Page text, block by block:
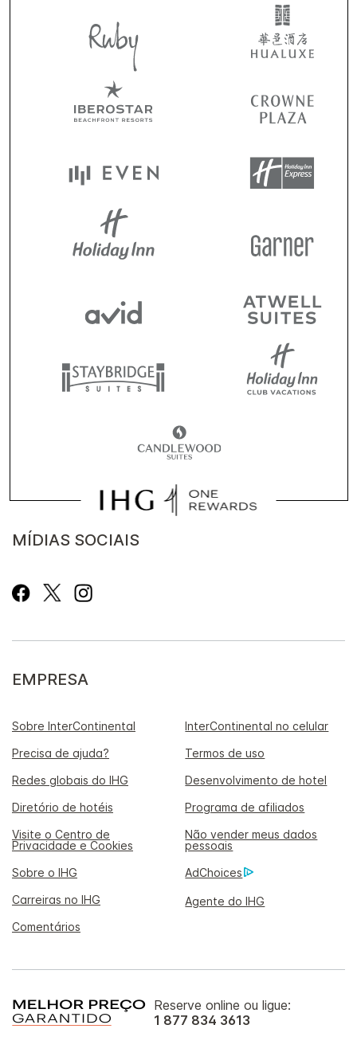
MÍDIAS SOCIAIS
EMPRESA
Sobre InterContinental
InterContinental no celular
Precisa de ajuda?
Termos de uso
Redes globais do IHG
Desenvolvimento de hotel
Diretório de hotéis
Programa de afiliados
Visite o Centro de
Privacidade e Cookies
Não vender meus dados
pessoais
Sobre o IHG
AdChoices
Carreiras no IHG
Agente do IHG
Comentários
Reserve online ou ligue:
1 877 834 3613